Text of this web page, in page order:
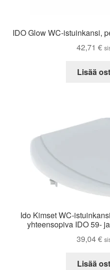
IDO Glow WC-istuinkansi,
42,71 €
Lisää
Ido Kimset WC-
yhteensopiva IDO 59-
39,04€
Lisää